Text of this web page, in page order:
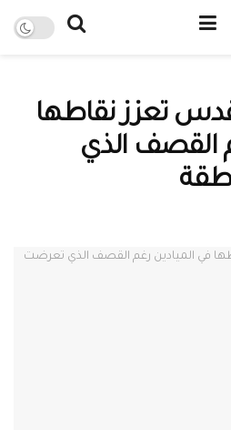
تعزز نقاطها
القصف الذي